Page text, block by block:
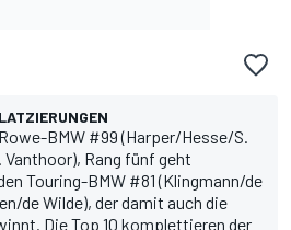
BMW #99 (Harper/Hesse/S.
Rang fünf geht
Touring-BMW #81 (Klingmann/de
de Wilde), der damit auch die
Die Top 10 komplettieren der